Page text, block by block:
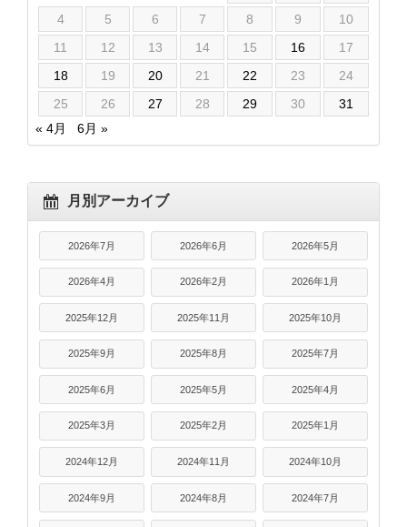
4
5 6 7 8 9
10
11
12 13 14 15 16
17
18
19 20 21 22 23
24
25
26 27 28 29 30
31
« 4月
6月 »
月別アーカイブ
2026年7月 2026年6月 2026年5月
2026年4月 2026年2月 2026年1月
2025年12月 2025年11月 2025年10月
2025年9月 2025年8月 2025年7月
2025年6月 2025年5月 2025年4月
2025年3月 2025年2月 2025年1月
2024年12月 2024年11月 2024年10月
2024年9月 2024年8月 2024年7月